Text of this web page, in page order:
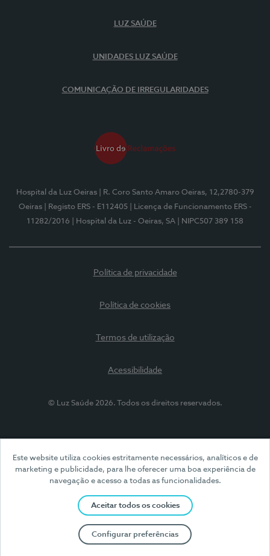
Este website utiliza cookies estritamente necessários, analíticos e de
marketing e publicidade, para lhe oferecer uma boa experiência de
navegação e acesso a todas as funcionalidades.
Aceitar todos os cookies
Configurar preferências
LUZ SAÚDE
UNIDADES LUZ SAÚDE
COMUNICAÇÃO DE IRREGULARIDADES
Hospital da Luz Oeiras
| R. Coro Santo Amaro Oeiras, 12,2780-379
Oeiras
| Registo ERS - E112405
| Licença de Funcionamento ERS -
11282/2016
| Hospital da Luz - Oeiras, SA | NIPC507 389 158
Política de privacidade
Política de cookies
Termos de utilização
Acessibilidade
© Luz Saúde 2026. Todos os direitos reservados.